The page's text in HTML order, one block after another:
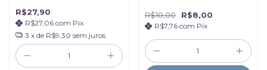
R$27,90
R$27,06 com Pix
3 x de R$9,30 sem juros
R$10,00 R$8,00
R$7,76 com Pix